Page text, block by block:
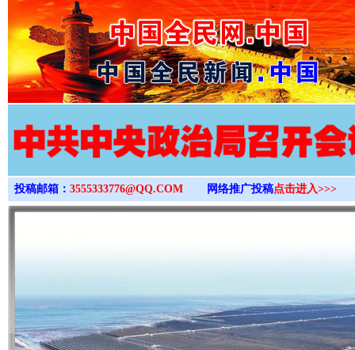
>
投稿邮箱： 3555333776@QQ.COM 网络推广投稿点击进入>>>